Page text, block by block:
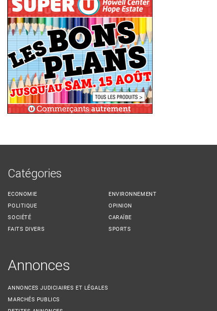
Catégories
ECONOMIE
POLITIQUE
SOCIÉTÉ
FAITS DIVERS
ENVIRONNEMENT
OPINION
CARAÏBE
SPORTS
Annonces
ANNONCES JUDICIAIRES ET LÉGALES
MARCHÉS PUBLICS